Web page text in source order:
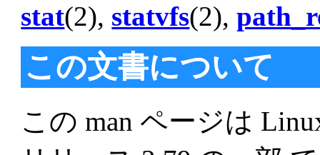
stat(2), statvfs(2),
この文書について
この man ページは